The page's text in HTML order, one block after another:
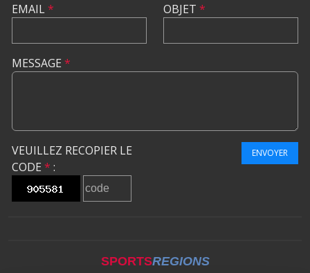
EMAIL* OBJET *
MESSAGE *
VEUILLEZ RECOPIER LE
CODE * :
ENVOYER
SPORTSREGIONS